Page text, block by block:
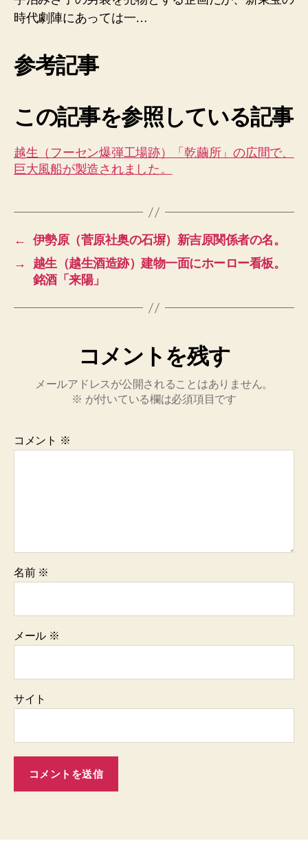
時代劇陣にあっては一…
参考記事
この記事を参照している記事
越生（フーセン爆弾工場跡）「乾繭所」の広間で、
巨大風船が製造されました。
←
伊勢原（菅原社奥の石塀）新吉原関係者の名。
→
越生（越生酒造跡）建物一面にホーロー看板。
銘酒「来陽」
コメントを残す
メールアドレスが公開されることはありません。
※ が付いている欄は必須項目です
コメント ※
名前 ※
メール ※
サイト